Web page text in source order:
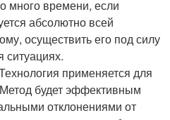
много времени, если
абсолютно всей
осуществить его под силу
ситуациях.
применяется для
будет эффективным
отклонениями от